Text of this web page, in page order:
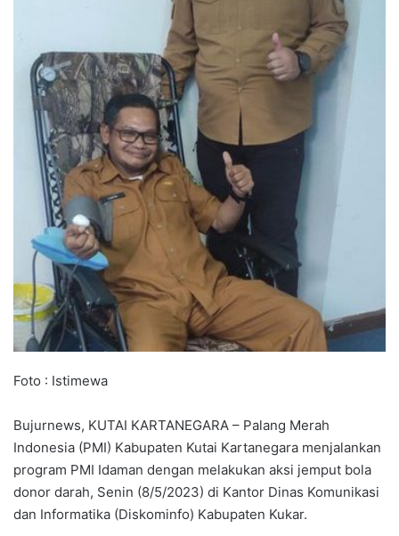
Foto : Istimewa
Bujurnews, KUTAI KARTANEGARA – Palang Merah
Indonesia (PMI) Kabupaten Kutai Kartanegara menjalankan
program PMI Idaman dengan melakukan aksi jemput bola
donor darah, Senin (8/5/2023) di Kantor Dinas Komunikasi
dan Informatika (Diskominfo) Kabupaten Kukar.